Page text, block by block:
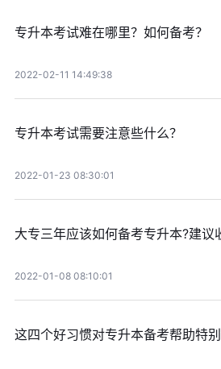
专升本考试难在哪里？如何备考？
2022-02-11 14:49:38
专升本考试需要注意些什么？
2022-01-23 08:30:01
大专三年应该如何备考专升本?建议
2022-01-08 08:10:01
这四个好习惯对专升本备考帮助特别